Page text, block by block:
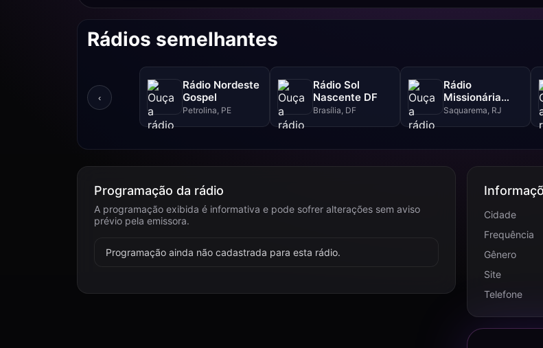
Rádios semelhantes
‹
Rádio Nordeste
Gospel
Petrolina, PE
Rádio Sol
Nascente DF
Brasília, DF
Rádio
Missionária
Central Gospel
Saquarema, RJ
Programação da rádio
A programação exibida é informativa e pode sofrer alterações sem aviso
prévio pela emissora.
Programação ainda não cadastrada para esta rádio.
Cidade
Frequência
Gênero
Site
Telefone